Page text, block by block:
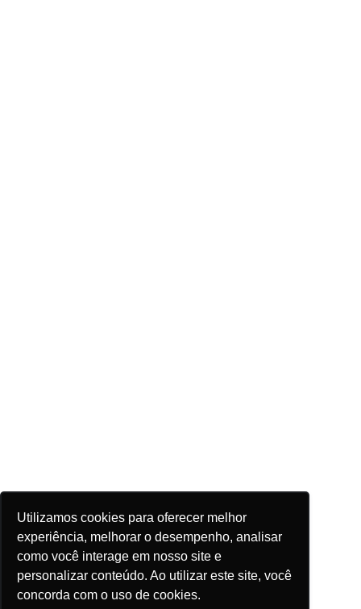
Utilizamos cookies para oferecer melhor
experiência, melhorar o desempenho, analisar
como você interage em nosso site e
personalizar conteúdo. Ao utilizar este site, você
concorda com o uso de cookies.